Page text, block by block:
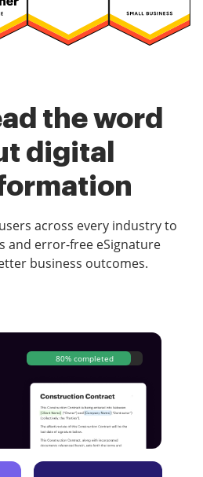
the word
digital
across every industry to
and error-free eSignature
business outcomes.
80% completed